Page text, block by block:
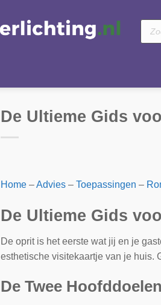
De Ultieme Gids
Home–Advies– Toepassingen –
De Ultieme Gids
De oprit is het eerste wat jij en je
esthetische visitekaartje van je huis.
De Twee